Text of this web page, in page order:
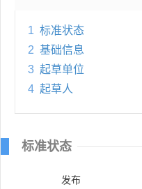
1 标准状态
2 基础信息
3 起草单位
4 起草人
标准状态
发布